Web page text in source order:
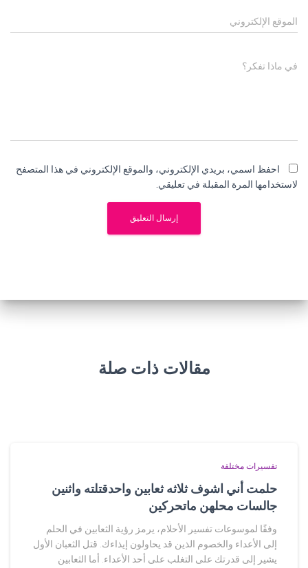
الموقع الإلكتروني
في ماذا تفكر؟
احفظ اسمي، بريدي الإلكتروني، والموقع الإلكتروني في هذا المتصفح
لاستخدامها المرة المقبلة في تعليقي.
مقالات ذات صلة
تفسيرات مختلفة
حلمت أني اشوف ثلاثه ثعابين واحدقتلته واثنين
جالسات محلهن ماتحركين
وفقًا لموسوعات تفسير الأحلام، يرمز رؤية الثعابين في الحلم
إلى الأعداء والخصوم الذين قد يحاولون إيذاءك. قتل الثعبان الأول
يشير إلى قدرتك على التغلب على أحد الأعداء. أما الثعابين